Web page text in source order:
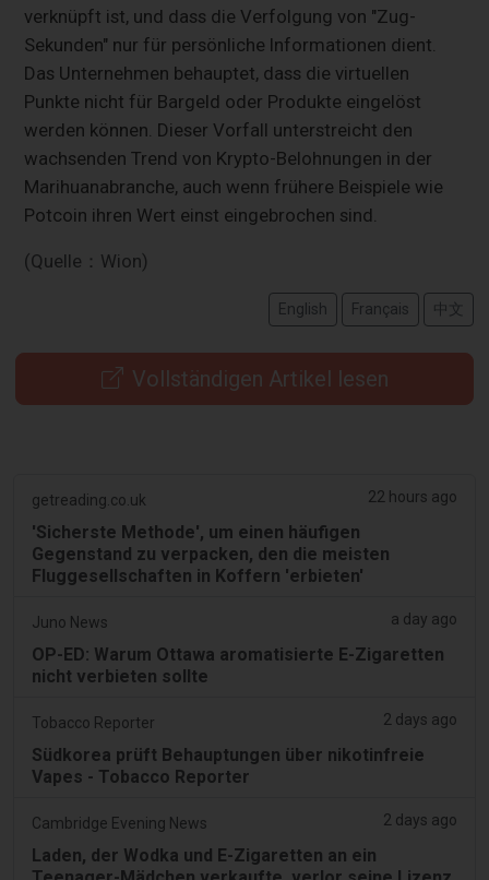
verknüpft ist, und dass die Verfolgung von "Zug-
Sekunden" nur für persönliche Informationen dient.
Das Unternehmen behauptet, dass die virtuellen
Punkte nicht für Bargeld oder Produkte eingelöst
werden können. Dieser Vorfall unterstreicht den
wachsenden Trend von Krypto-Belohnungen in der
Marihuanabranche, auch wenn frühere Beispiele wie
Potcoin ihren Wert einst eingebrochen sind.
(Quelle：Wion)
English Français 中文
Vollständigen Artikel lesen
getreading.co.uk 22 hours ago
'Sicherste Methode', um einen häufigen
Gegenstand zu verpacken, den die meisten
Fluggesellschaften in Koffern 'erbieten'
Juno News a day ago
OP-ED: Warum Ottawa aromatisierte E-Zigaretten
nicht verbieten sollte
Tobacco Reporter 2 days ago
Südkorea prüft Behauptungen über nikotinfreie
Vapes - Tobacco Reporter
Cambridge Evening News 2 days ago
Laden, der Wodka und E-Zigaretten an ein